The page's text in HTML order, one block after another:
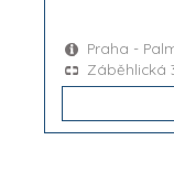
Praha -
Záběhlická